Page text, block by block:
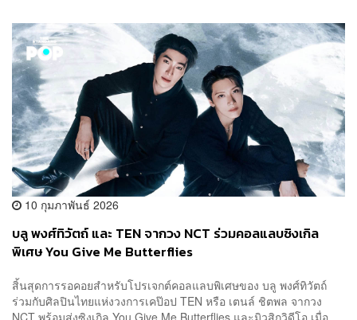
10 กุมภาพันธ์ 2026
บลู พงศ์ทิวัตถ์ และ TEN จากวง NCT ร่วมคอลแลบซิงเกิล
พิเศษ You Give Me Butterflies
สิ้นสุดการรอคอยสำหรับโปรเจกต์คอลแลบพิเศษของ บลู พงศ์ทิวัตถ์
ร่วมกับศิลปินไทยแห่งวงการเคป๊อป TEN หรือ เตนล์ ชิตพล จากวง
NCT พร้อมส่งซิงเกิล You Give Me Butterflies และมิวสิกวิดีโอ เมื่อ